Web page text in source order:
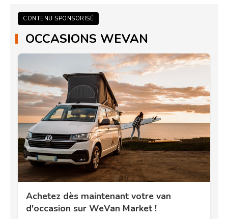
CONTENU SPONSORISÉ
OCCASIONS WEVAN
Achetez dès maintenant votre van
d'occasion sur WeVan Market !